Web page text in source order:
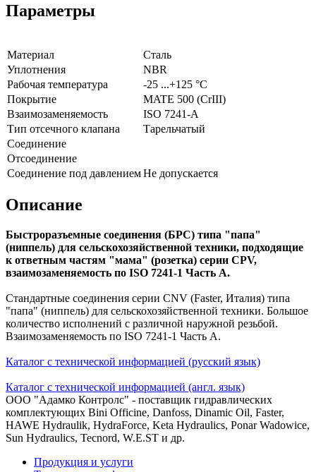
Параметры
Материал
Сталь
Уплотнения
NBR
Рабочая температура
-25 ...+125 °C
Покрытие
MATE 500 (CrIII)
Взаимозаменяемость
ISO 7241-A
Тип отсечного клапана
Тарельчатый
Соединение
Отсоединение
Соединение под давлениемНе допускается
Описание
Быстроразъемные соединения (БРС) типа "папа"
(ниппель) для сельскохозяйственной техники, подходящие
к ответным частям "мама" (розетка) серии CPV,
взаимозаменяемость по ISO 7241-1 Часть A.
Стандартные соединения серии CNV (Faster, Италия) типа
"папа" (ниппель) для сельскохозяйственной техники. Большое
количество исполнений с различной наружной резьбой.
Взаимозаменяемость по ISO 7241-1 Часть A.
Каталог с технической информацией (русский язык)
Каталог с технической информацией (англ. язык)
ООО "Адамко Контролс" - поставщик гидравлических
комплектующих Bini Officine, Danfoss, Dinamic Oil, Faster,
HAWE Hydraulik, HydraForce, Keta Hydraulics, Ponar Wadowice,
Sun Hydraulics, Tecnord, W.E.ST и др.
Продукция и услуги